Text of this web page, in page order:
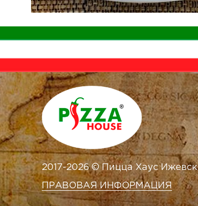
2017-2026 © Пицца Хаус Ижевск
ПРАВОВАЯ ИНФОРМАЦИЯ